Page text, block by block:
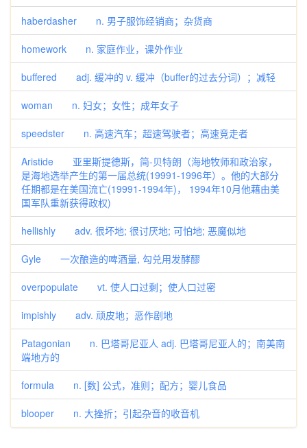
haberdasher n. 男子服饰经销商；杂货商
homework n. 家庭作业，课外作业
buffered adj. 缓冲的 v. 缓冲（buffer的过去分词）；减轻
woman n. 妇女；女性；成年女子
speedster n. 高速汽车；超速驾驶者；高速竞走者
Aristide 亚里斯提德斯，简-贝特朗（海地牧师和政治家，
是海地选举产生的第一届总统(19991-1996年）。他的大部分
任期都是在美国流亡(19991-1994年)， 1994年10月他藉由美
国军队重新获得政权)
hellishly adv. 很坏地; 很讨厌地; 可怕地; 恶魔似地
Gyle 一次酿造的啤酒量, 勾兑用发酵醪
overpopulate vt. 使人口过剩；使人口过密
impishly adv. 顽皮地；恶作剧地
Patagonian n. 巴塔哥尼亚人 adj. 巴塔哥尼亚人的；南美南
端地方的
formula n. [数] 公式，准则；配方；婴儿食品
blooper n. 大挫折；引起杂音的收音机